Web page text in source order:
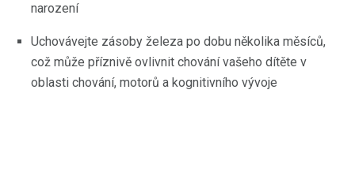
narození
Uchovávejte zásoby železa po dobu několika měsíců,
což může příznivě ovlivnit chování vašeho dítěte v
oblasti chování, motorů a kognitivního vývoje